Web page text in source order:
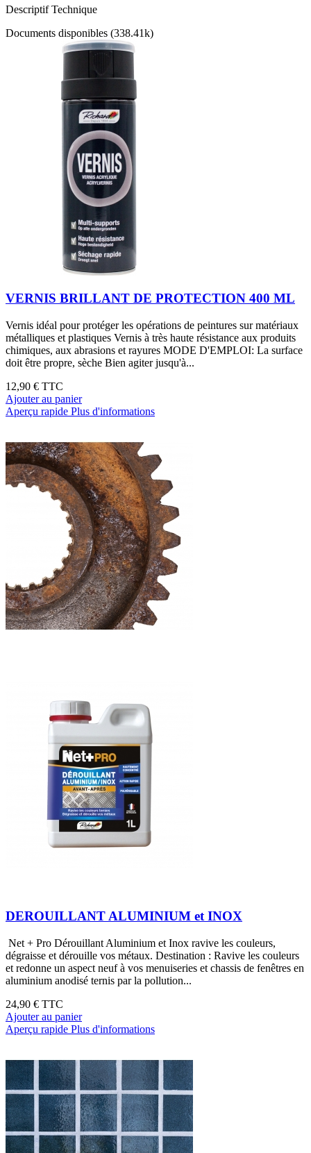
Descriptif Technique
Documents disponibles (338.41k)
VERNIS BRILLANT DE PROTECTION 400 ML
Vernis idéal pour protéger les opérations de peintures sur matériaux
métalliques et plastiques Vernis à très haute résistance aux produits
chimiques, aux abrasions et rayures MODE D'EMPLOI: La surface
doit être propre, sèche Bien agiter jusqu'à...
12,90 € TTC
Ajouter au panier
Aperçu rapide Plus d'informations
DEROUILLANT ALUMINIUM et INOX
Net + Pro Dérouillant Aluminium et Inox ravive les couleurs,
dégraisse et dérouille vos métaux. Destination : Ravive les couleurs
et redonne un aspect neuf à vos menuiseries et chassis de fenêtres en
aluminium anodisé ternis par la pollution...
24,90 € TTC
Ajouter au panier
Aperçu rapide Plus d'informations